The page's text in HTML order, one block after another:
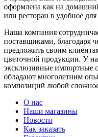
оформлена как на
или ресторан в удобное
Наша компания
поставщиками, благодаря
предложить своим
цветочной продукции. У
эксклюзивные импортные
обладают многолетним
композиций любой
О нас
Наши магазины
Новости
Как заказать